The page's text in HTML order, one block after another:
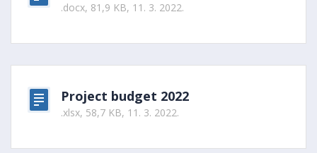
.docx, 81,9 KB, 11. 3. 2022.
Project budget 2022
.xlsx, 58,7 KB, 11. 3. 2022.